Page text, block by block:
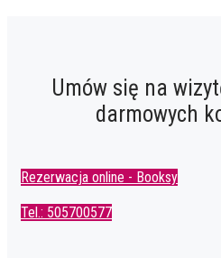
Umów się na
darmowych
Rezerwacja online - Booksy
Tel.: 505700577